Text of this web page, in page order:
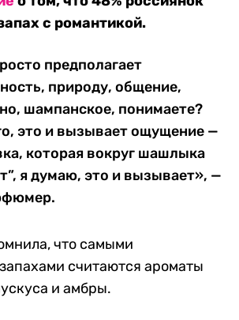
с романтикой.
предполагает
природу, общение,
шампанское, понимаете?
это и вызывает ощущение —
которая вокруг шашлыка
я думаю, это и вызывает», —
что самыми
считаются ароматы
и амбры.